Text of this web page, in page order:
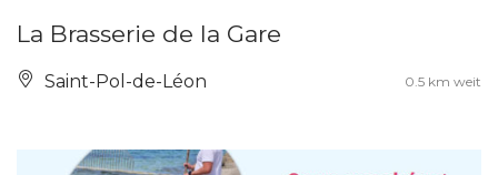
La Brasserie de la Gare
Saint-Pol-de-Léon 0.5 km weit